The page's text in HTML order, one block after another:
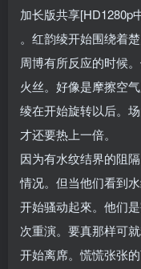
加长版共享[HD1280p
。红韵绫开始围绕着
周博有所反应的时候
火丝。好像是摩擦空
绫在开始旋转以后。
才还要热上一倍。
因为有水纹结界的阻
情况。但当他们看到
开始骚动起來。他们
次重演。要真那样可
开始离席。慌慌张张的